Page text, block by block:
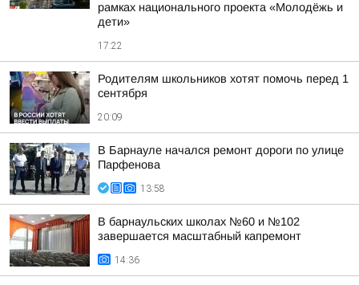
рамках национального проекта «Молодёжь и
дети»
17:22
Родителям школьников хотят помочь перед 1
сентября
20:09
В Барнауле начался ремонт дороги по улице
Парфенова
13:58
В барнаульских школах №60 и №102
завершается масштабный капремонт
14:36